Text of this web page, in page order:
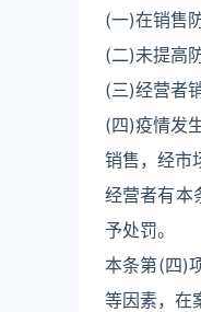
(一)在销售
(二)未提高
(三)经营者
(四)疫情发
销售，经市
经营者有本
予处罚。
本条第(四)
等因素，在